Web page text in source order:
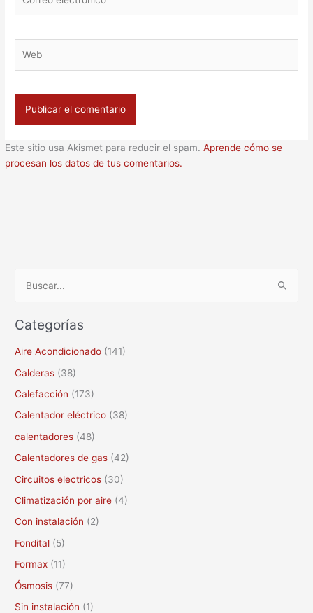
electrónico
Este sitio usa Akismet para reducir el spam.Aprende cómo se
procesan los datos de tus comentarios.
s
o
r
:
Categorías
Aire Acondicionado (141)
Calderas (38)
Calefacción (173)
Calentador eléctrico (38)
calentadores (48)
Calentadores de gas (42)
Circuitos electricos (30)
Climatización por aire (4)
Con instalación (2)
Fondital (5)
Formax (11)
Ósmosis (77)
Sin instalación (1)